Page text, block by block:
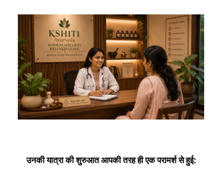
उनकी यात्रा की शुरुआत आपकी तरह ही एक परामर्श से हुई: